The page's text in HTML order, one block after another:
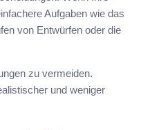
Aufgaben wie das
von Entwürfen oder die
zu vermeiden.
und weniger